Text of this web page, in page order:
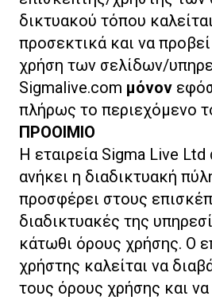
δικτυακού τόπου
προσεκτικά και να
χρήση των σελίδων/
Sigmalive.com μόνον
πλήρως το περιεχόμενο
ΠΡΟΟΙΜΙΟ
Η εταιρεία Sigma Live Ltd
ανήκει η διαδικτυακή
προσφέρει στους
διαδικτυακές της
κάτωθι όρους χρήσης. Ο
χρήστης καλείται να
τους όρους χρήσης και